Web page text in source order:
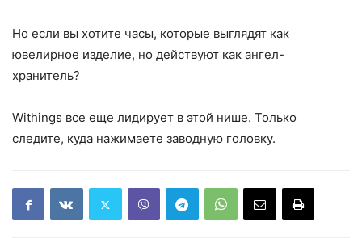
Но если вы хотите часы, которые выглядят как
ювелирное изделие, но действуют как ангел-
хранитель?
Withings все еще лидирует в этой нише. Только
следите, куда нажимаете заводную головку.